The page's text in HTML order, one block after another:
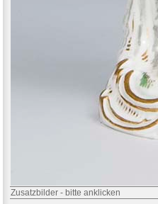
Zusatzbilder - bitte anklicken